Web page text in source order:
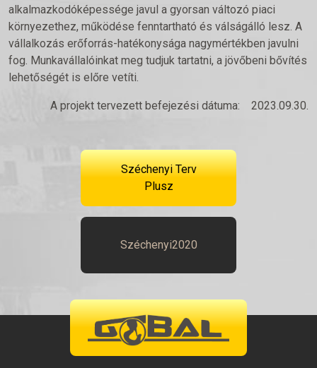
alkalmazkodóképessége javul a gyorsan változó piaci
környezethez, működése fenntartható és válságálló lesz. A
vállalkozás erőforrás-hatékonysága nagymértékben javulni
fog. Munkavállalóinkat meg tudjuk tartatni, a jövőbeni bővítés
lehetőségét is előre vetíti.
A projekt tervezett befejezési dátuma: 2023.09.30.
Széchenyi Terv
Plusz
Széchenyi2020